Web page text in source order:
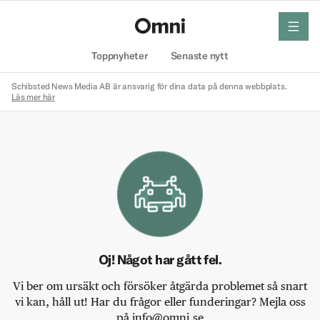
Toppnyheter Senaste nytt
meny
Schibsted News Media AB är ansvarig för dina data på denna webbplats.
Läs mer här
Oj! Något har gått fel.
Vi ber om ursäkt och försöker åtgärda problemet så snart
vi kan, håll ut! Har du frågor eller funderingar? Mejla oss